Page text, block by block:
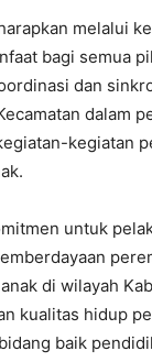
melalui
bagi semua
dan
dalam
kegiatan
untuk
di wilayah
kualitas hidup
baik